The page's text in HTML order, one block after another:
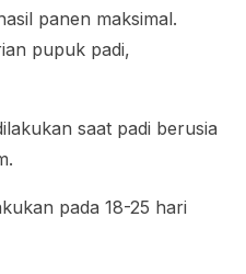
panen maksimal.
pupuk padi,
saat padi berusia
pada 18-25 hari